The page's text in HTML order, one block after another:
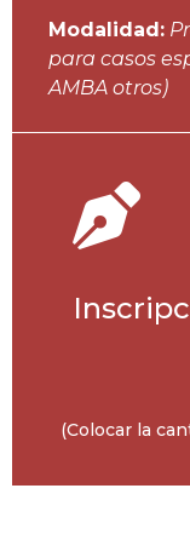
Modalidad:
para casos
AMBA otros)
(Colocar la